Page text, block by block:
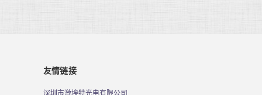
友情链接
深圳市激埃特光电有限公司